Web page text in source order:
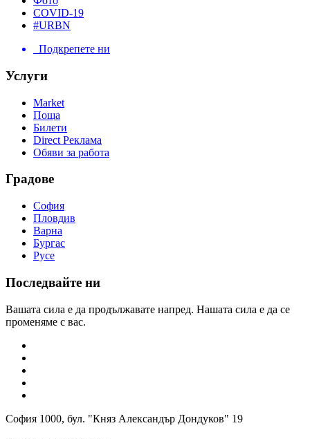
COVID-19
#URBN
Подкрепете ни
Услуги
Market
Поща
Билети
Direct Реклама
Обяви за работа
Градове
София
Пловдив
Варна
Бургас
Русе
Последвайте ни
Вашата сила е да продължавате напред. Нашата сила е да се
променяме с вас.
София 1000, бул. "Княз Александър Дондуков" 19